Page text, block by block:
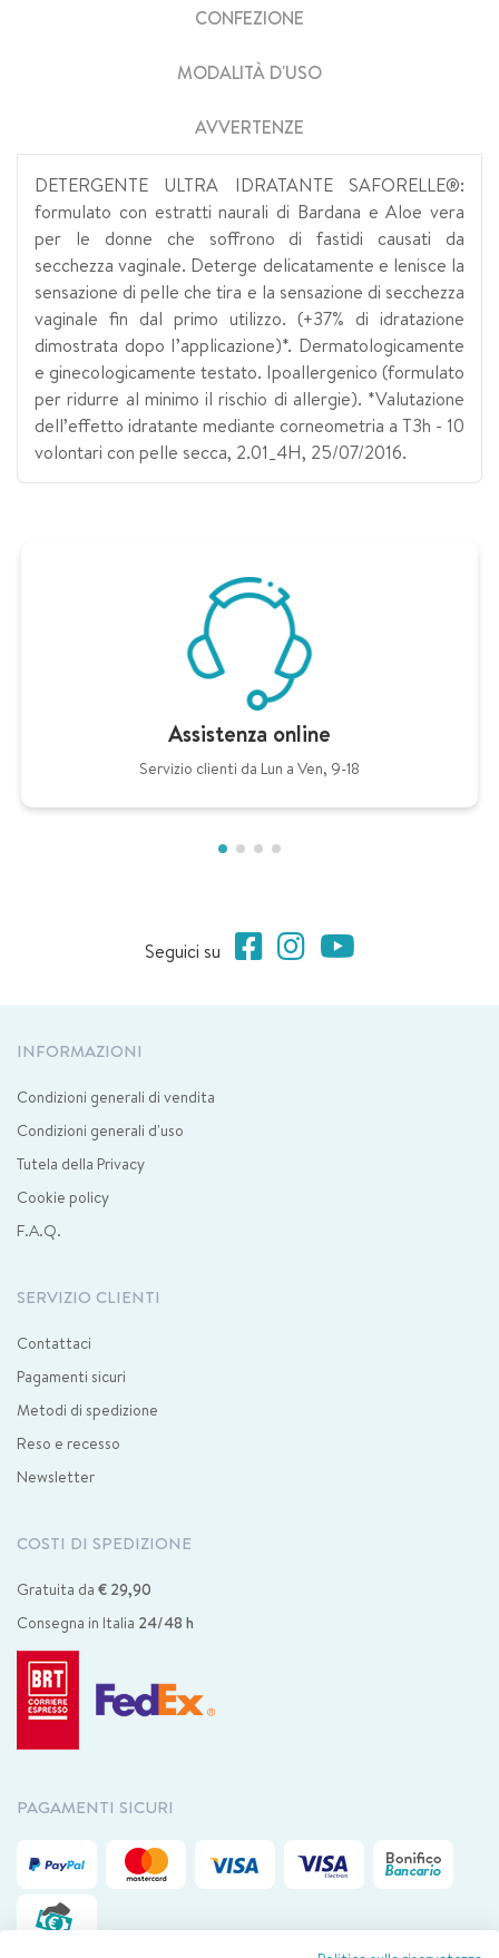
CONFEZIONE
MODALITÀ D'USO
AVVERTENZE
DETERGENTE ULTRA IDRATANTE SAFORELLE®:
formulato con estratti naurali di Bardana e Aloe vera
per le donne che soffrono di fastidi causati da
secchezza vaginale. Deterge delicatamente e lenisce la
sensazione di pelle che tira e la sensazione di secchezza
vaginale fin dal primo utilizzo. (+37% di idratazione
dimostrata dopo I’applicazione)*. Dermatologicamente
e ginecologicamente testato. Ipoallergenico (formulato
per ridurre al minimo il rischio di allergie). *Valutazione
dell’effetto idratante mediante corneometria a T3h - 10
volontari con pelle secca, 2.01_4H, 25/07/2016.
Assistenza online
Servizio clienti da Lun a Ven, 9-18
Seguici su
INFORMAZIONI
Condizioni generali di vendita
Condizioni generali d'uso
Tutela della Privacy
Cookie policy
F.A.Q.
SERVIZIO CLIENTI
Contattaci
Pagamenti sicuri
Metodi di spedizione
Reso e recesso
Newsletter
COSTI DI SPEDIZIONE
Gratuita da € 29,90
Consegna in Italia 24/48 h
PAGAMENTI SICURI